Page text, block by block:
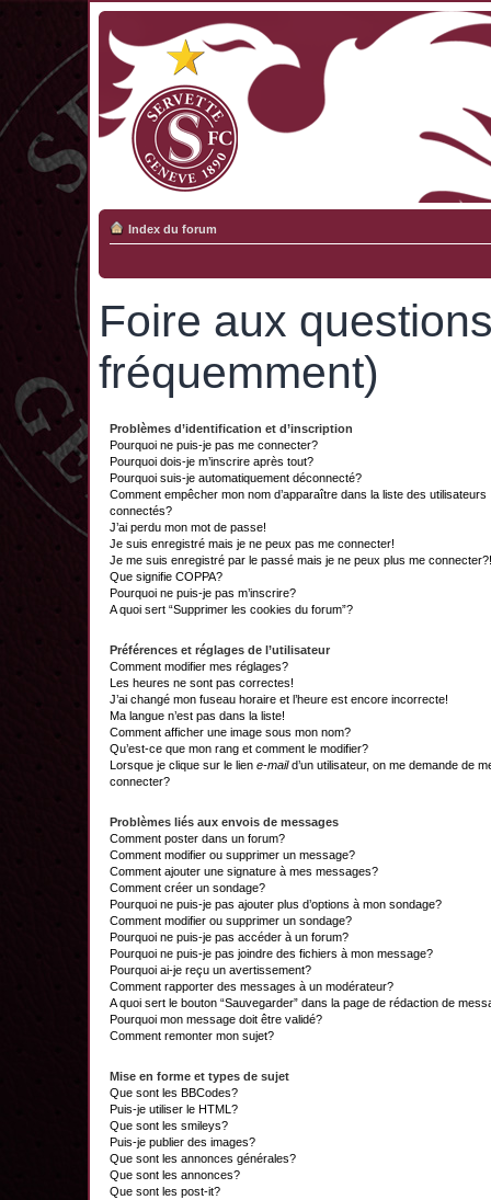
Index du forum
Foire aux
fréquemment)
Problèmes d’identification et d’inscription
Pourquoi ne puis-je pas me connecter?
Pourquoi dois-je m’inscrire après tout?
Pourquoi suis-je automatiquement déconnecté?
Comment empêcher mon nom d’apparaître dans la liste des utilisateurs
connectés?
J’ai perdu mon mot de passe!
Je suis enregistré mais je ne peux pas me connecter!
Je me suis enregistré par le passé mais je ne peux plus me connecter?!
Que signifie COPPA?
Pourquoi ne puis-je pas m’inscrire?
A quoi sert “Supprimer les cookies du forum”?
Préférences et réglages de l’utilisateur
Comment modifier mes réglages?
Les heures ne sont pas correctes!
J’ai changé mon fuseau horaire et l’heure est encore incorrecte!
Ma langue n’est pas dans la liste!
Comment afficher une image sous mon nom?
Qu’est-ce que mon rang et comment le modifier?
Lorsque je clique sur le lien e-maild’un utilisateur, on me demande de
connecter?
Problèmes liés aux envois de messages
Comment poster dans un forum?
Comment modifier ou supprimer un message?
Comment ajouter une signature à mes messages?
Comment créer un sondage?
Pourquoi ne puis-je pas ajouter plus d’options à mon sondage?
Comment modifier ou supprimer un sondage?
Pourquoi ne puis-je pas accéder à un forum?
Pourquoi ne puis-je pas joindre des fichiers à mon message?
Pourquoi ai-je reçu un avertissement?
Comment rapporter des messages à un modérateur?
A quoi sert le bouton “Sauvegarder” dans la page de rédaction de
Pourquoi mon message doit être validé?
Comment remonter mon sujet?
Mise en forme et types de sujet
Que sont les BBCodes?
Puis-je utiliser le HTML?
Que sont les smileys?
Puis-je publier des images?
Que sont les annonces générales?
Que sont les annonces?
Que sont les post-it?